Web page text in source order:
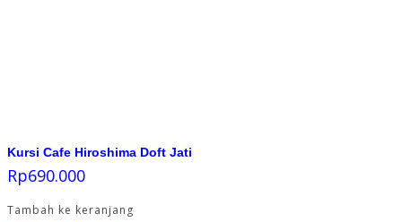
Kursi Cafe Hiroshima Doft Jati
Rp690.000
Tambah ke keranjang